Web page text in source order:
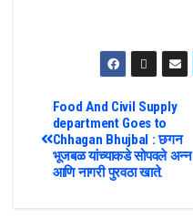
Food And Civil Supply
department Goes to
Chhagan Bhujbal : छगन
भूजबळ यांच्याकडे सोपवले अन्न
आणि नागरी पुरवठा खाते.